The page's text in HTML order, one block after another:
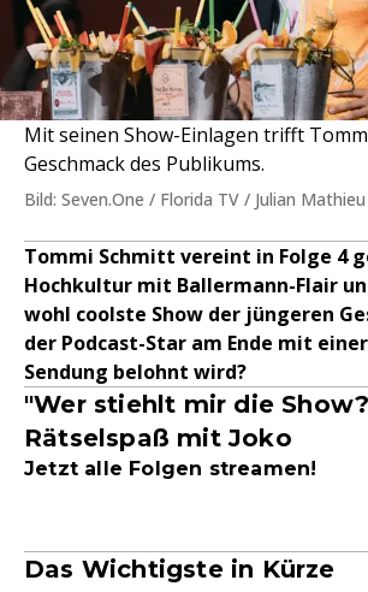
Mit seinen Show-Einlagen trifft
Geschmack des Publikums.
Bild: Seven.One / Florida TV / Julian Mathieu
Tommi Schmitt vereint in Folge 4
Hochkultur mit Ballermann-Flair
wohl coolste Show der jüngeren
der Podcast-Star am Ende mit
Sendung belohnt wird?
"Wer stiehlt mir die
Rätselspaß mit Joko
Jetzt alle Folgen streamen!
Das Wichtigste in Kürze